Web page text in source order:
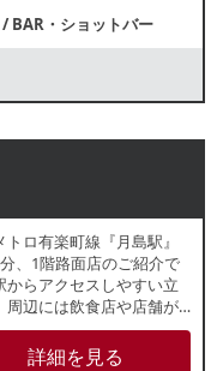
/BAR・ショットバー
トロ有楽町線『月島駅』
、1階路面店のご紹介で
からアクセスしやすい立
周辺には飲食店や店舗が
重飲食のご相談が可能な
す。詳細を見る